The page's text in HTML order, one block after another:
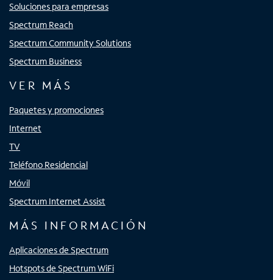
Soluciones para empresas
Spectrum Reach
Spectrum Community Solutions
Spectrum Business
VER MÁS
Paquetes y promociones
Internet
TV
Teléfono Residencial
Móvil
Spectrum Internet Assist
MÁS INFORMACIÓN
Aplicaciones de Spectrum
Hotspots de Spectrum WiFi